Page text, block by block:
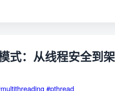
式：从线程安全到
#pthread